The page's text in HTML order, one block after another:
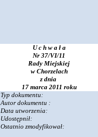
U c h w a ł a
Nr 37/VI/11
Rady Miejskiej
w Chorzelach
z dnia
17 marca 2011 roku
Typ dokumentu:
Autor dokumentu :
Data utworzenia:
Udostępnił:
Ostatnio zmodyfikował: